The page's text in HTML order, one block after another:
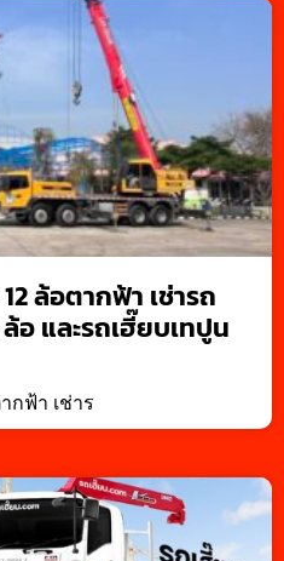
ล้อตากฟ้า เช่ารถ
อ และรถเฮี๊ยบเทปูน
กฟ้า เช่าร